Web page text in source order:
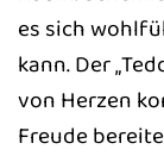
es sich
kann. Der
von Herzen
Freude